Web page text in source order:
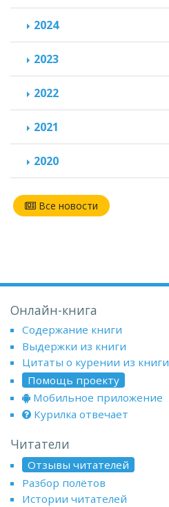
2024
2023
2022
2021
2020
Все новости
Онлайн-книга
Содержание книги
Выдержки из книги
Цитаты о курении из книги
Помощь проекту
Мобильное приложение
Курилка отвечает
Читатели
Отзывы читателей
Разбор полётов
Истории читателей